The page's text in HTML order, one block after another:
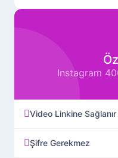
Instagram
Video Linkine Sağlanır
Şifre Gerekmez